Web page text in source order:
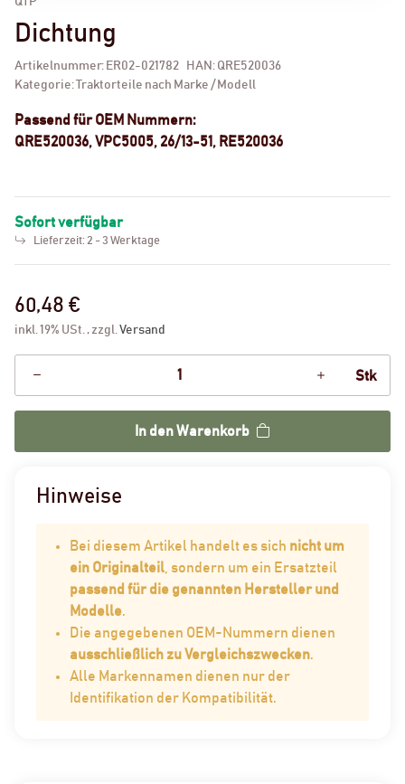
Dichtung
Artikelnummer: ER02-021782 HAN: QRE520036
Kategorie:
Traktorteile nach Marke / Modell
Passend für OEM Nummern:
QRE520036, VPC5005, 26/13-51, RE520036
Sofort verfügbar
Lieferzeit: 2 - 3 Werktage
60,48 €
inkl. 19% USt. , zzgl.Versand
Stk
In den Warenkorb
Hinweise
Bei diesem Artikel handelt es sich nicht um
ein Originalteil, sondern um ein Ersatzteil
passend für die genannten Hersteller und
Modelle.
Die angegebenen OEM-Nummern dienen
ausschließlich zu Vergleichszwecken.
Alle Markennamen dienen nur der
Identifikation der Kompatibilität.